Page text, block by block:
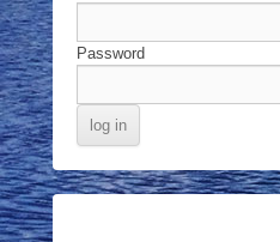
Password